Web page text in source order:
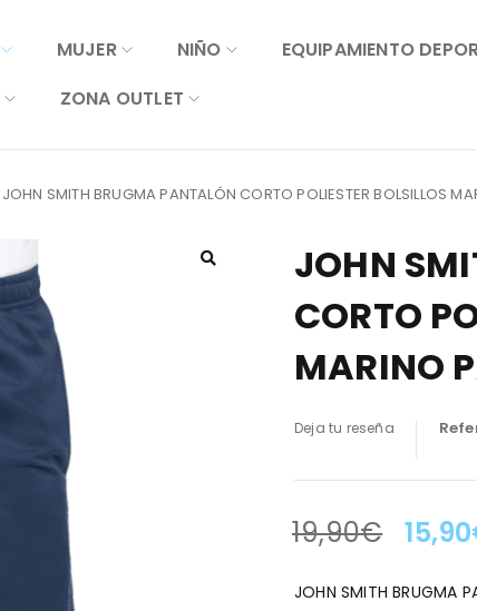
MUJER NIÑO
EQUIPAMIENTO
ZONA OUTLET
JOHN SMITH BRUGMA PANTALÓN CORTO POLIESTER BOLSILLOS
JOHN
CORTO
MARINO
Deja tu reseña
LA OFERTA TERMINA
19,90€ 15,90
JOHN SMITH BRUGMA